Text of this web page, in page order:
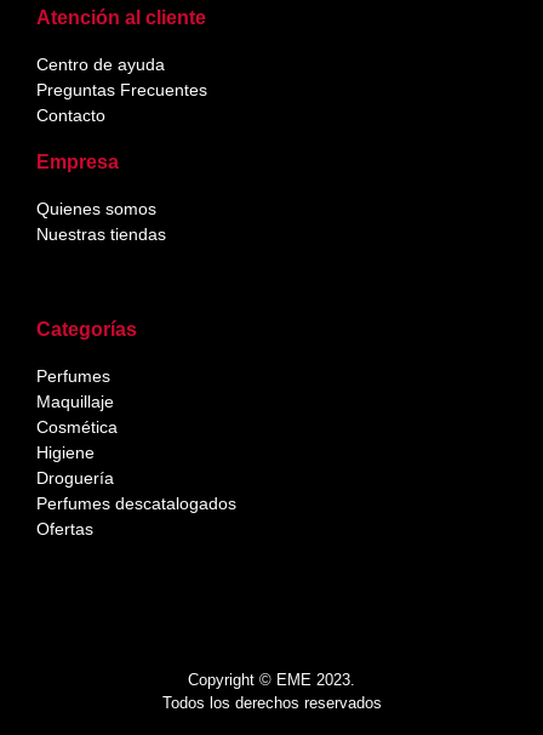
Copyright © EME 2023.
Todos los derechos reservados
Categorías
Perfumes
Maquillaje
Cosmética
Higiene
Droguería
Perfumes descatalogados
Ofertas
Atención al cliente
Centro de ayuda
Preguntas Frecuentes
Contacto
Empresa
Quienes somos
Nuestras tiendas